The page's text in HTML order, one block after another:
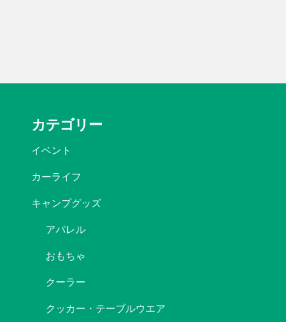
カテゴリー
イベント
カーライフ
キャンプグッズ
アパレル
おもちゃ
クーラー
クッカー・テーブルウエア